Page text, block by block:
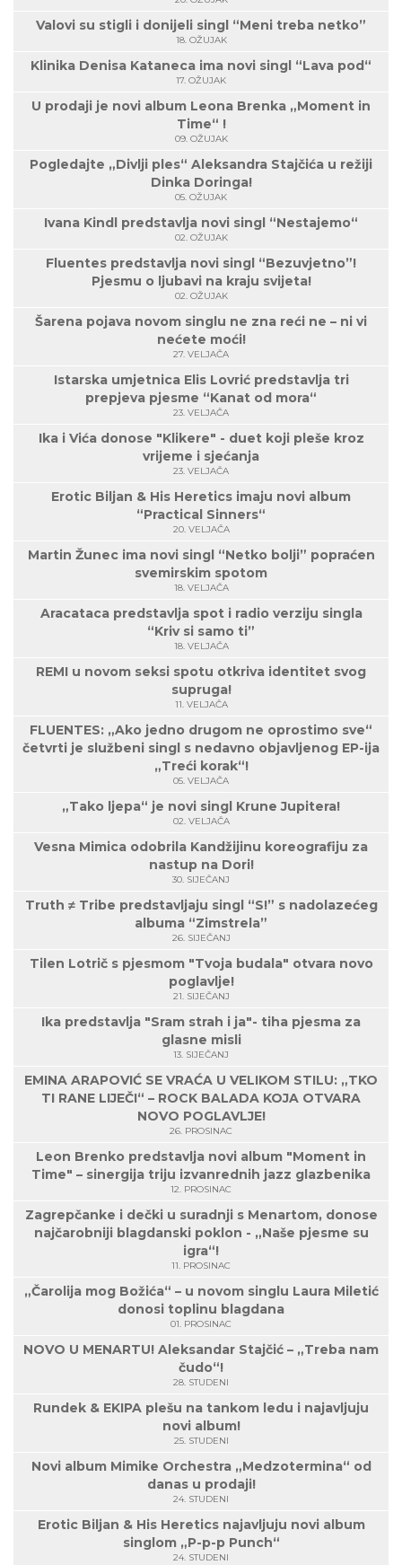
Valovi su stigli i donijeli singl “Meni treba netko”
18. OŽUJAK
Klinika Denisa Kataneca ima novi singl “Lava pod“
17. OŽUJAK
U prodaji je novi album Leona Brenka „Moment in
Time“ !
09. OŽUJAK
Pogledajte „Divlji ples“ Aleksandra Stajčića u režiji
Dinka Doringa!
05. OŽUJAK
Ivana Kindl predstavlja novi singl “Nestajemo“
02. OŽUJAK
Fluentes predstavlja novi singl “Bezuvjetno”!
Pjesmu o ljubavi na kraju svijeta!
02. OŽUJAK
Šarena pojava novom singlu ne zna reći ne – ni vi
nećete moći!
27. VELJAČA
Istarska umjetnica Elis Lovrić predstavlja tri
prepjeva pjesme “Kanat od mora“
23. VELJAČA
Ika i Vića donose "Klikere" - duet koji pleše kroz
vrijeme i sjećanja
23. VELJAČA
Erotic Biljan & His Heretics imaju novi album
“Practical Sinners“
20. VELJAČA
Martin Žunec ima novi singl “Netko bolji” popraćen
svemirskim spotom
18. VELJAČA
Aracataca predstavlja spot i radio verziju singla
“Kriv si samo ti”
18. VELJAČA
REMI u novom seksi spotu otkriva identitet svog
supruga!
11. VELJAČA
FLUENTES: „Ako jedno drugom ne oprostimo sve“
četvrti je službeni singl s nedavno objavljenog EP-ija
„Treći korak“!
05. VELJAČA
„Tako ljepa“ je novi singl Krune Jupitera!
02. VELJAČA
Vesna Mimica odobrila Kandžijinu koreografiju za
nastup na Dori!
30. SIJEČANJ
Truth ≠ Tribe predstavljaju singl “S!” s nadolazećeg
albuma “Zimstrela”
26. SIJEČANJ
Tilen Lotrič s pjesmom "Tvoja budala" otvara novo
poglavlje!
21. SIJEČANJ
Ika predstavlja "Sram strah i ja"- tiha pjesma za
glasne misli
13. SIJEČANJ
EMINA ARAPOVIĆ SE VRAĆA U VELIKOM STILU: „TKO
TI RANE LIJEČI“ – ROCK BALADA KOJA OTVARA
NOVO POGLAVLJE!
26. PROSINAC
Leon Brenko predstavlja novi album "Moment in
Time" – sinergija triju izvanrednih jazz glazbenika
12. PROSINAC
Zagrepčanke i dečki u suradnji s Menartom, donose
najčarobniji blagdanski poklon - „Naše pjesme su
igra“!
11. PROSINAC
„Čarolija mog Božića“ – u novom singlu Laura Miletić
donosi toplinu blagdana
01. PROSINAC
NOVO U MENARTU! Aleksandar Stajčić – „Treba nam
čudo“!
28. STUDENI
Rundek & EKIPA plešu na tankom ledu i najavljuju
novi album!
25. STUDENI
Novi album Mimike Orchestra „Medzotermina“ od
danas u prodaji!
24. STUDENI
Erotic Biljan & His Heretics najavljuju novi album
singlom „P-p-p Punch“
24. STUDENI